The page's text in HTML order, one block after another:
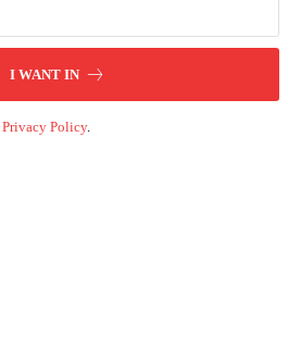
I WANT IN
Privacy Policy.